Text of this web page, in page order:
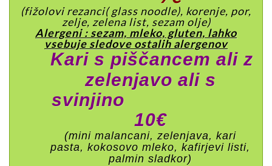
(fižolovi rezanci( glass noodle), korenje, por,
zelje, zelena list, sezam olje)
Alergeni : sezam, mleko, gluten, lahko
vsebuje sledove ostalih alergenov
Kari s piščancem ali z
zelenjavo ali s
svinjino
10€
(mini malancani, zelenjava, kari
pasta, kokosovo mleko, kafirjevi listi,
palmin sladkor)